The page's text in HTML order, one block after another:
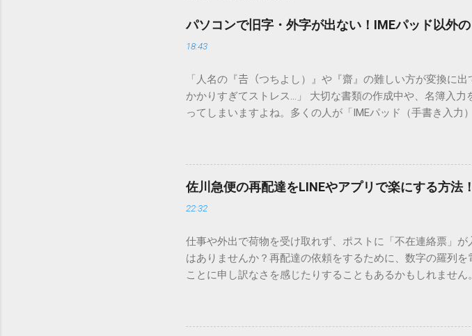
パソコンで旧字・外字が出ない！IMEパッド以外
18:43
「人名の『𠮷（つちよし）』や『齋』の難しい方が変換に
かかりすぎてストレス…」 大切な書類の作成中や、名簿入
ってしまいますよね。多くの人が「IMEパッド（手書き入
ードを打ち込むだけで一瞬で旧字や外字、特殊記号を呼び
この方法をマスターすれば、もう難しい漢字の入力で手を
が出てこないのか？ そもそも、なぜ普通の変換で出てこな
認識する仕組みにあります。 日本のパソコンで一般的に使
準」「第2水準」といった形で整理されています。しかし、
「Unicode（ユニコード）」や「JISコード」といった 文字
所」のような番号が割り振られています。変換候補に出な
び出すことができるのです。 2. Windows標準機能！文字コ
できます。 具体的な手順（Unicode入力） 入力したい文字
角」にする（※重要）。 **「20BB7」**と入力する。 直後
佐川急便の再配達をLINEやアプリで楽にする方法
22:32
仕事や外出で荷物を受け取れず、ポストに「不在連絡票」
はありませんか？再配達の依頼をするために、数字の羅列
ことに申し訳なさを感じたりすることもあるかもしれませ
ビス「スマートクラブ」と、LINEや公式アプリの連携です
なります。この記事では、忙しい毎日をサポートする便利